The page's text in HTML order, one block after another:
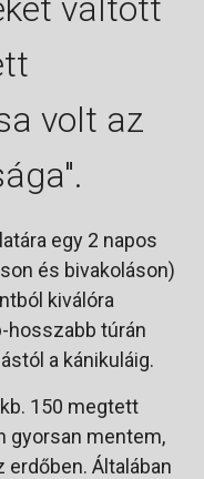
váltott
volt az
egy 2 napos
és bivakoláson)
kiválóra
hosszabb túrán
a kánikuláig.
150 megtett
gyorsan mentem,
Általában